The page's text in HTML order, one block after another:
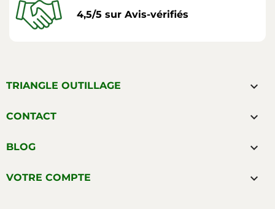
4,5/5 sur Avis-vérifiés
TRIANGLE OUTILLAGE 
CONTACT 
BLOG 
VOTRE COMPTE 